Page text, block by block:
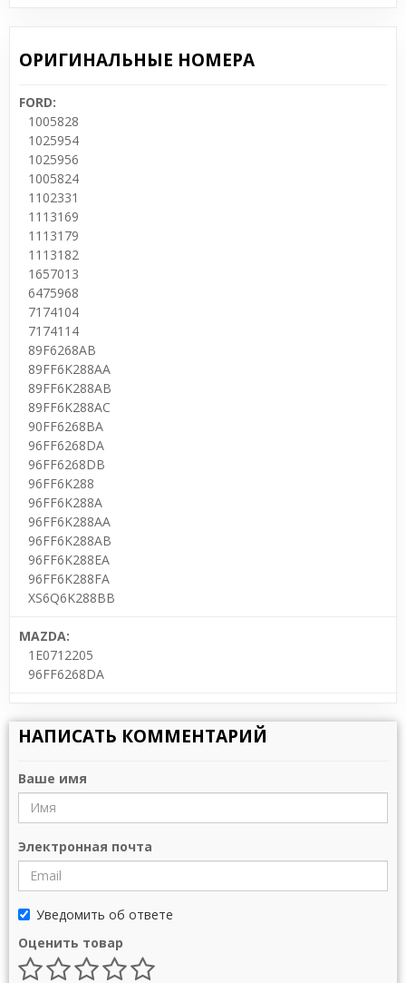
ОРИГИНАЛЬНЫЕ НОМЕРА
FORD:
1005828
1025954
1025956
1005824
1102331
1113169
1113179
1113182
1657013
6475968
7174104
7174114
89F6268AB
89FF6K288AA
89FF6K288AB
89FF6K288AC
90FF6268BA
96FF6268DA
96FF6268DB
96FF6K288
96FF6K288A
96FF6K288AA
96FF6K288AB
96FF6K288EA
96FF6K288FA
XS6Q6K288BB
MAZDA:
1E0712205
96FF6268DA
НАПИСАТЬ КОММЕНТАРИЙ
Ваше имя
Электронная почта
Уведомить об ответе
Оценить товар